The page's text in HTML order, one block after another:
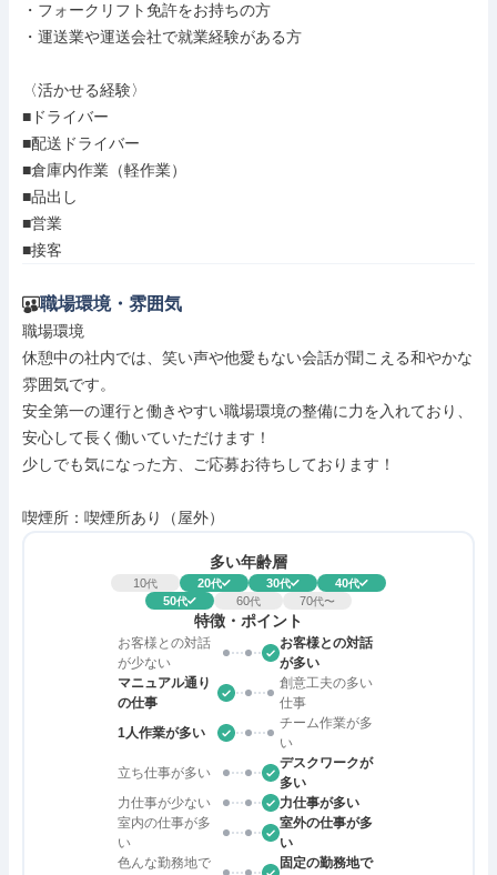
・フォークリフト免許をお持ちの方
・運送業や運送会社で就業経験がある方
〈活かせる経験〉
■ドライバー
■配送ドライバー
■倉庫内作業（軽作業）
■品出し
■営業
■接客
職場環境・雰囲気
職場環境
休憩中の社内では、笑い声や他愛もない会話が聞こえる和やかな
雰囲気です。
安全第一の運行と働きやすい職場環境の整備に力を入れており、
安心して長く働いていただけます！
少しでも気になった方、ご応募お待ちしております！
喫煙所：喫煙所あり（屋外）
多い年齢層
10代 20代 30代 40代
50代 60代 70代〜
特徴・ポイント
お客様との対話
が少ない
お客様との対話
が多い
マニュアル通り
の仕事
創意工夫の多い
仕事
1人作業が多い
チーム作業が多
い
立ち仕事が多い
デスクワークが
多い
力仕事が少ない
力仕事が多い
室内の仕事が多
い
室外の仕事が多
い
色んな勤務地で
固定の勤務地で